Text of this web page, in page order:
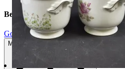
Beskrivning
Gott använt skick
Mindre tecken på användning